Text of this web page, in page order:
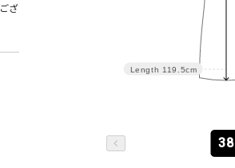
ざ
Length 119.5cm
38